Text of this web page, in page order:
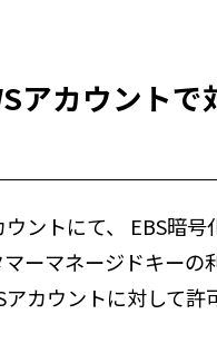
アカウントで
ントにて、 EBS暗号
ーマネージドキーの
アカウントに対して許